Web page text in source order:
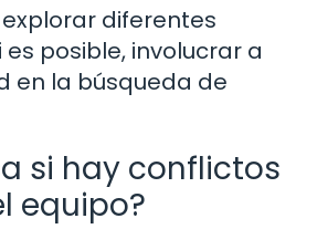
diferentes
es posible, involucrar a
en la búsqueda de
si hay conflictos
equipo?